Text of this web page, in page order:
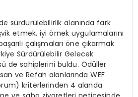
sürdürülebilirlik alanında fark
etmek, iyi örnek uygulamalarını
çalışmaları öne çıkarmak
Sürdürülebilir Gelecek
de sahiplerini buldu. Ödüller
ve Refah alanlarında WEF
kriterlerinden 4 alanda